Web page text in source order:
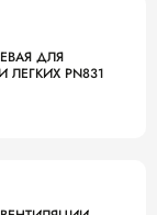
ДЛЯ
PN831